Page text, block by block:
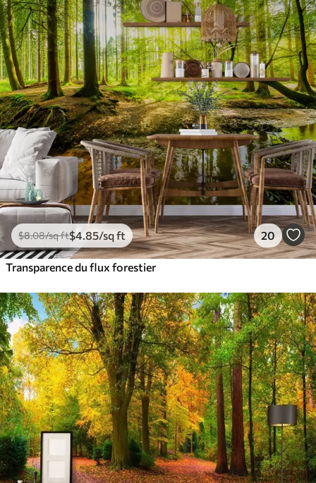
$8.08/sq ft$4 .85/sq ft 20
Transparence du flux forestier